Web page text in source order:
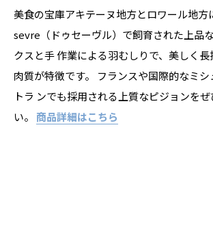
美食の宝庫アキテーヌ地方とロワール地方
sevre（ドゥセーヴル）で飼育された上品
クスと手 作業による羽むしりで、美しく
肉質が特徴です。 フランスや国際的なミ
トラ ンでも採用される上質なピジョンを
い。 商品詳細はこちら